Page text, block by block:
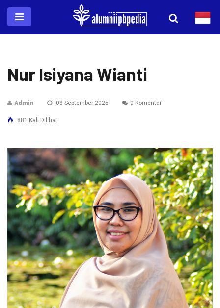
Nur Isiyana Wianti
Admin 08 September 2025 0 Komentar
881 Kali Dilihat